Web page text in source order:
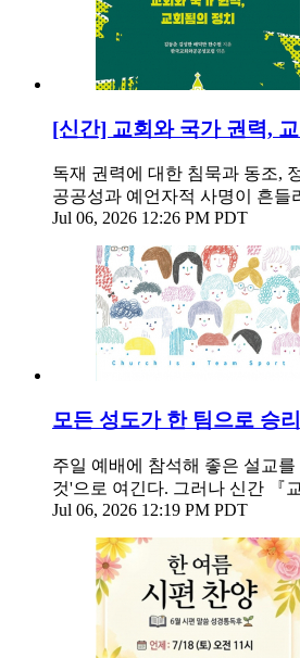
[신간] 교회와 국가 권력,
독재 권력에 대한 침묵과 동조,
공공성과 예언자적 사명이 흔
Jul 06, 2026 12:26 PM PDT
모든 성도가 한 팀으로 승
주일 예배에 참석해 좋은 설교
것'으로 여긴다. 그러나 신간 『
Jul 06, 2026 12:19 PM PDT